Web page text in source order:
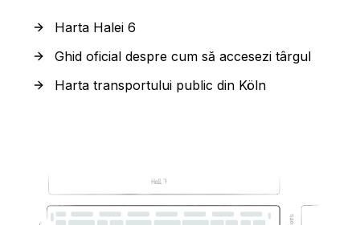
Harta Halei 6
Ghid oficial despre cum să accesezi târgul
Harta transportului public din Köln